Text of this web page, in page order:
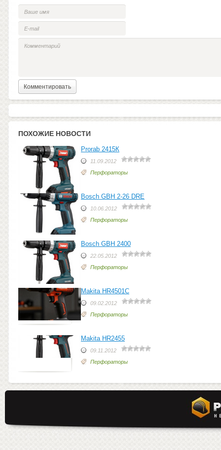
ПОХОЖИЕ НОВОСТИ
Prorab 2415К
11.09.2012
Перфораторы
Bosch GBH 2-26 DRE
10.06.2012
Перфораторы
Bosch GBH 2400
22.05.2012
Перфораторы
Makita HR4501C
09.02.2012
Перфораторы
Makita HR2455
09.11.2012
Перфораторы